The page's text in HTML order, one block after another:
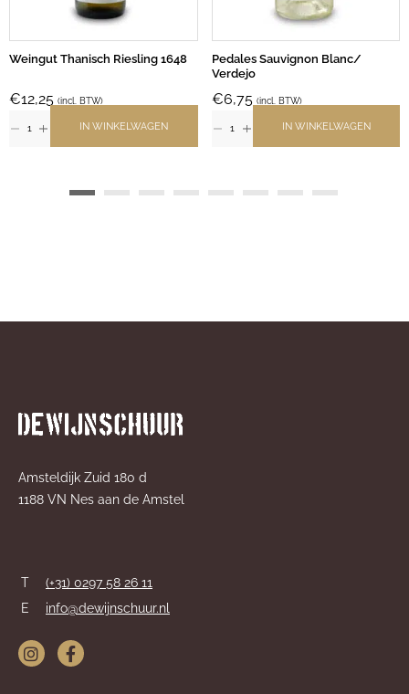
Weingut Thanisch Riesling 1648
€12,25 (incl. BTW)
IN WINKELWAGEN
Pedales Sauvignon Blanc/
Verdejo
€6,75 (incl. BTW)
IN WINKELWAGEN
Amsteldijk Zuid 180 d
1188 VN Nes aan de Amstel
T
(+31) 0297 58 26 11
E
info@dewijnschuur.nl